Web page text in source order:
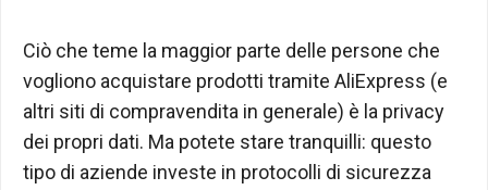
Ciò che teme la maggior parte delle persone che
vogliono acquistare prodotti tramite AliExpress (e
altri siti di compravendita in generale) è la privacy
dei propri dati. Ma potete stare tranquilli: questo
tipo di aziende investe in protocolli di sicurezza